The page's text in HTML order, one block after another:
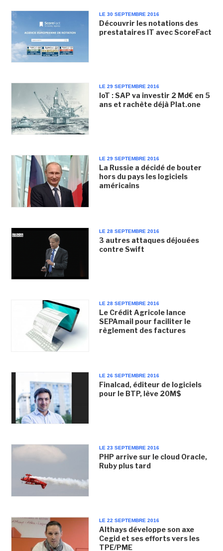
LE 30 SEPTEMBRE 2016
Découvrir les notations des
prestataires IT avec ScoreFact
LE 29 SEPTEMBRE 2016
IoT : SAP va investir 2 Md€ en 5
ans et rachète déjà Plat.one
LE 29 SEPTEMBRE 2016
La Russie a décidé de bouter
hors du pays les logiciels
américains
LE 28 SEPTEMBRE 2016
3 autres attaques déjouées
contre Swift
LE 28 SEPTEMBRE 2016
Le Crédit Agricole lance
SEPAmail pour faciliter le
règlement des factures
LE 26 SEPTEMBRE 2016
Finalcad, éditeur de logiciels
pour le BTP, lève 20M$
LE 23 SEPTEMBRE 2016
PHP arrive sur le cloud Oracle,
Ruby plus tard
LE 22 SEPTEMBRE 2016
Althays développe son axe
Cegid et ses efforts vers les
TPE/PME